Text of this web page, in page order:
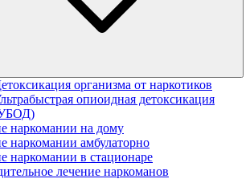
организма от наркотиков
опиоидная детоксикация
наркомании на дому
наркомании амбулаторно
наркомании в стационаре
лечение наркоманов